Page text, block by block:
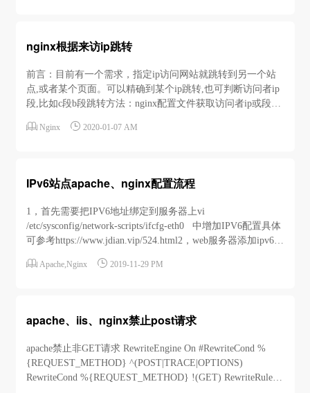
nginx根据来访ip跳转
前言：目前有一个需求，指定ip访问网站就跳转到另一个站
点,或者某个页面。可以精确到某个ip跳转,也可判断访问者ip
段,比如c段b段跳转方法：nginx配置文件获取访问者ip或段然
ip和地址改成您需要的即可,location / { if ($remote_...
 Nginx  2020-01-07 AM
IPv6站点apache、nginx配置流程
1，首先需要把IPV6地址绑定到服务器上vi
/etc/sysconfig/network-scripts/ifcfg-eth0 中增加IPV6配置具体
可参考https://www.jdian.vip/524.html2，web服务器添加ipv6监
Apachelisten 80默认即可 Ngi...
 Apache, Nginx  2019-11-29 PM
apache、iis、nginx禁止post请求
apache禁止非GET请求 RewriteEngine On #RewriteCond %
{REQUEST_METHOD} ^(POST|TRACE|OPTIONS)
RewriteCond %{REQUEST_METHOD} !(GET) RewriteRule